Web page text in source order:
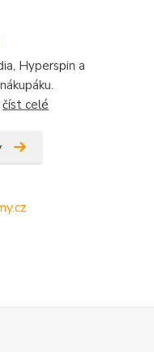
Hyperspin a
číst celé